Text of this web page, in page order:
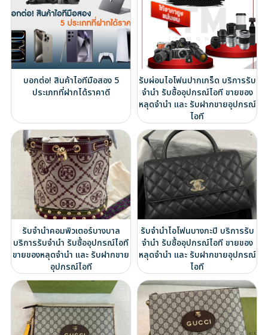
บอกต่อ! สินค้าไอทีมือสอง 5
ประเภทที่ฝากได้ราคาดี
รับผ่อนไอโฟนปากเกร็ด บริการรับ
จำนำ รับซื้ออุปกรณ์ไอที ขายของ
หลุดจำนำ และ รับฝากขายอุปกรณ์
ไอที
รับจำนำคอมพิวเตอร์บางบาล
บริการรับจำนำ รับซื้ออุปกรณ์ไอที
ขายของหลุดจำนำ และ รับฝากขาย
อุปกรณ์ไอที
รับจำนำไอโฟนบางกะปิ บริการรับ
จำนำ รับซื้ออุปกรณ์ไอที ขายของ
หลุดจำนำ และ รับฝากขายอุปกรณ์
ไอที